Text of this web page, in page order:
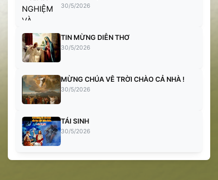
30/5/2026
TIN MỪNG DIỄN THƠ
30/5/2026
MỪNG CHÚA VÊ TRỜI CHÀO CẢ NHÀ !
30/5/2026
TÁI SINH
30/5/2026